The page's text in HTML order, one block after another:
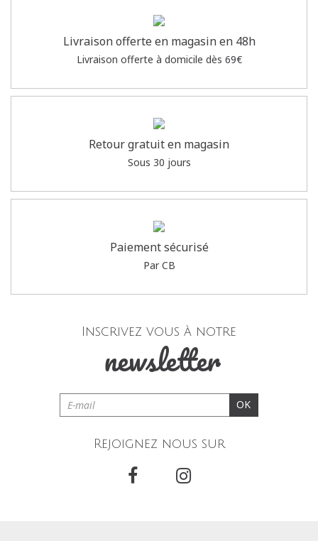
Livraison offerte en magasin en 48h
Livraison offerte à domicile dès 69€
Retour gratuit en magasin
Sous 30 jours
Paiement sécurisé
Par CB
Inscrivez vous à notre
newsletter
OK
Rejoignez nous sur